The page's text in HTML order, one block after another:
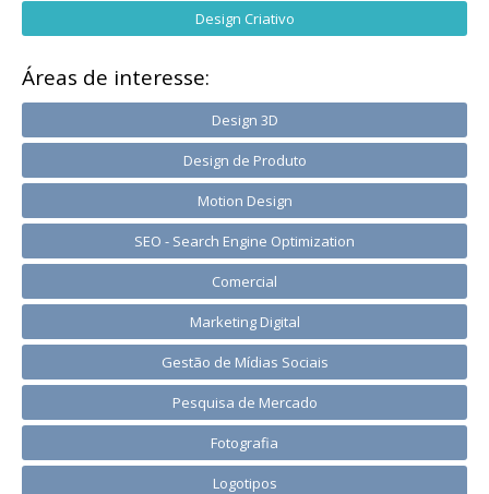
Design Criativo
Áreas de interesse:
Design 3D
Design de Produto
Motion Design
SEO - Search Engine Optimization
Comercial
Marketing Digital
Gestão de Mídias Sociais
Pesquisa de Mercado
Fotografia
Logotipos